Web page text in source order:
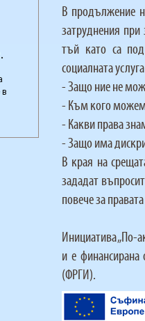
В продължение
затруднения при
тъй като са
социалната
- Защо ние не
- Към кого можем
- Какви права
- Защо има
В края на
зададат
повече за
Инициатива „По-
и е
(ФРГИ).